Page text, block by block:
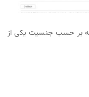
بر حسب جنسیت یکی از